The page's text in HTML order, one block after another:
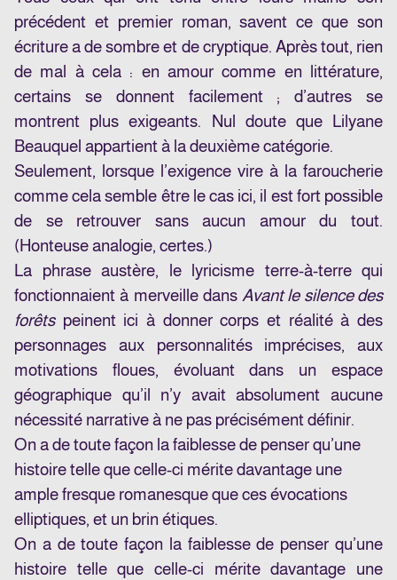
précédent et premier roman, savent ce que son
écriture a de sombre et de cryptique. Après tout, rien
de mal à cela : en amour comme en littérature,
certains se donnent facilement ; d’autres se
montrent plus exigeants. Nul doute que Lilyane
Beauquel appartient à la deuxième catégorie.
Seulement, lorsque l’exigence vire à la faroucherie
comme cela semble être le cas ici, il est fort possible
de se retrouver sans aucun amour du tout.
(Honteuse analogie, certes.)
La phrase austère, le lyricisme terre-à-terre qui
fonctionnaient à merveille dansAvant le silence des
forêtspeinent ici à donner corps et réalité à des
personnages aux personnalités imprécises, aux
motivations floues, évoluant dans un espace
géographique qu’il n’y avait absolument aucune
nécessité narrative à ne pas précisément définir.
On a de toute façon la faiblesse de penser qu’une
histoire telle que celle-ci mérite davantage une
ample fresque romanesque que ces évocations
elliptiques, et un brin étiques.
On a de toute façon la faiblesse de penser qu’une
histoire telle que celle-ci mérite davantage une